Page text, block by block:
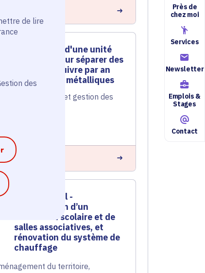
de lire
des
Près de
chez moi
Services
Newsletter
Emplois &
Stages
Contact
Installation d'une unité
robotisée pour séparer des
tonnes de cuivre par an
des déchets métalliques
circulaire et gestion des
plus
Contrat rural -
Construction d’un
restaurant scolaire et de
salles associatives, et
rénovation du système de
chauffage
du territoire,